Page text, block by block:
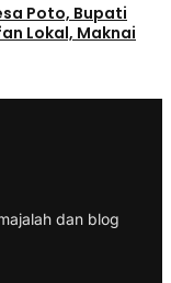
Poto, Bupati
Lokal, Maknai
dan blog